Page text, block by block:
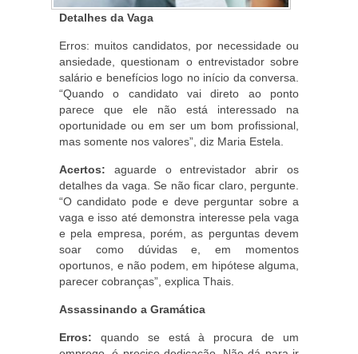
Detalhes da Vaga
Erros: muitos candidatos, por necessidade ou
ansiedade, questionam o entrevistador sobre
salário e benefícios logo no início da conversa.
“Quando o candidato vai direto ao ponto
parece que ele não está interessado na
oportunidade ou em ser um bom profissional,
mas somente nos valores”, diz Maria Estela.
Acertos: aguarde o entrevistador abrir os
detalhes da vaga. Se não ficar claro, pergunte.
“O candidato pode e deve perguntar sobre a
vaga e isso até demonstra interesse pela vaga
e pela empresa, porém, as perguntas devem
soar como dúvidas e, em momentos
oportunos, e não podem, em hipótese alguma,
parecer cobranças”, explica Thais.
Assassinando a Gramática
Erros: quando se está à procura de um